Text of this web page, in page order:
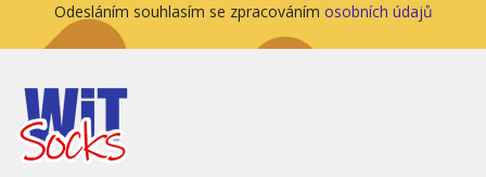
Odesláním souhlasím se zpracováním osobních údajů